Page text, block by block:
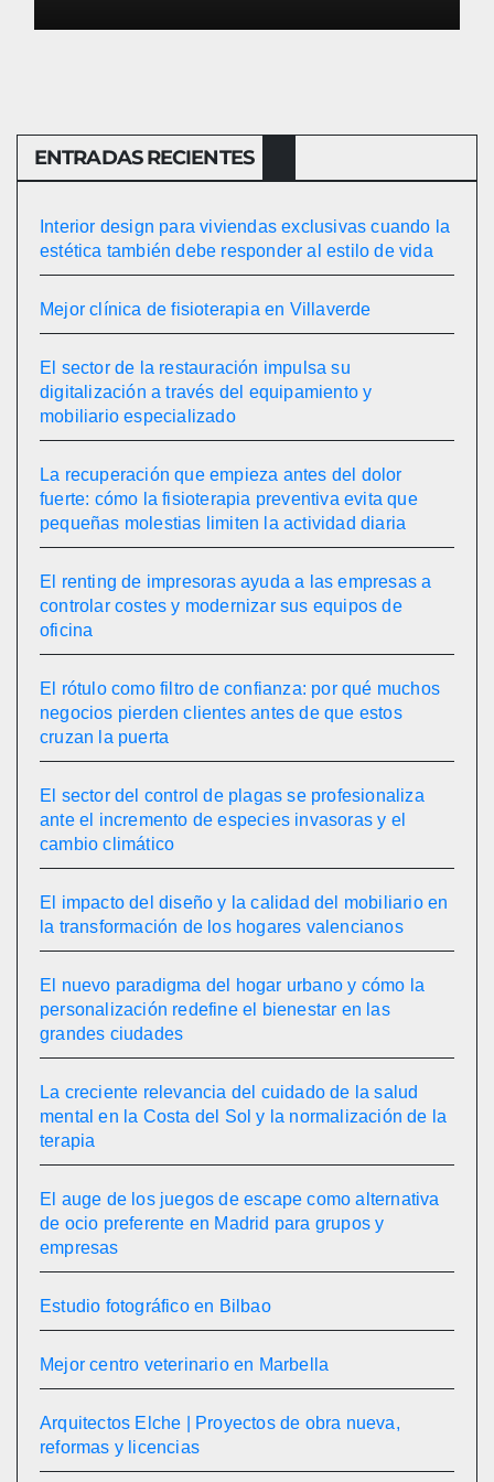
ENTRADAS RECIENTES
Interior design para viviendas exclusivas cuando la
estética también debe responder al estilo de vida
Mejor clínica de fisioterapia en Villaverde
El sector de la restauración impulsa su
digitalización a través del equipamiento y
mobiliario especializado
La recuperación que empieza antes del dolor
fuerte: cómo la fisioterapia preventiva evita que
pequeñas molestias limiten la actividad diaria
El renting de impresoras ayuda a las empresas a
controlar costes y modernizar sus equipos de
oficina
El rótulo como filtro de confianza: por qué muchos
negocios pierden clientes antes de que estos
cruzan la puerta
El sector del control de plagas se profesionaliza
ante el incremento de especies invasoras y el
cambio climático
El impacto del diseño y la calidad del mobiliario en
la transformación de los hogares valencianos
El nuevo paradigma del hogar urbano y cómo la
personalización redefine el bienestar en las
grandes ciudades
La creciente relevancia del cuidado de la salud
mental en la Costa del Sol y la normalización de la
terapia
El auge de los juegos de escape como alternativa
de ocio preferente en Madrid para grupos y
empresas
Estudio fotográfico en Bilbao
Mejor centro veterinario en Marbella
Arquitectos Elche | Proyectos de obra nueva,
reformas y licencias